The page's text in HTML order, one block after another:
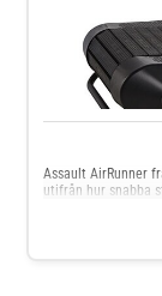
Assault AirRunner
utifrån hur snabba